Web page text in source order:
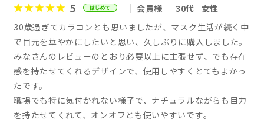
5 会員様 30代
女性
30歳過ぎてカラコンとも思いましたが、マスク生活が続く中
で目元を華やかにしたいと思い、久しぶりに購入しました。
みなさんのレビューのとおり必要以上に主張せず、でも存在
感を持たせてくれるデザインで、使用しやすくとてもよかっ
たです。
職場でも特に気付かれない様子で、ナチュラルながらも目力
を持たせてくれて、オンオフとも使いやすいです。